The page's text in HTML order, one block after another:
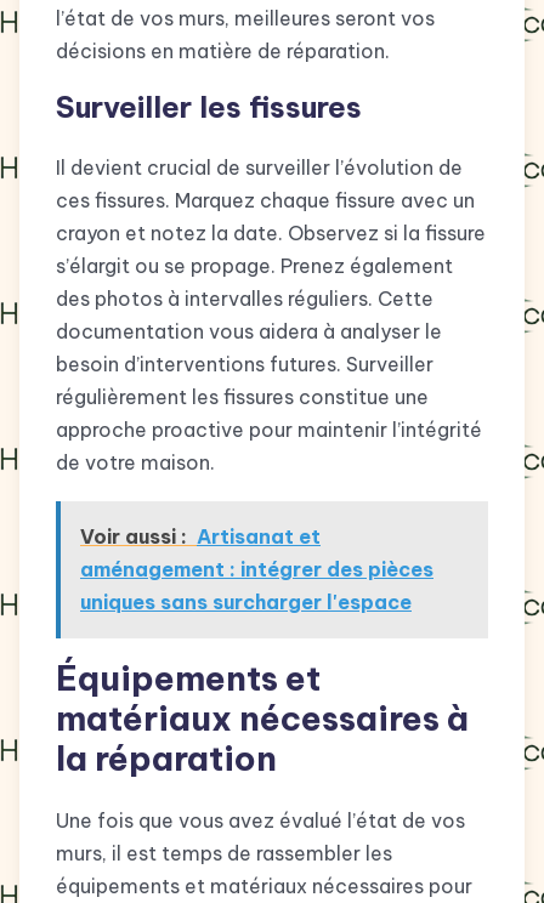
l’état de vos murs, meilleures seront vos
décisions en matière de réparation.
Surveiller les fissures
Il devient crucial de surveiller l’évolution de
ces fissures. Marquez chaque fissure avec un
crayon et notez la date. Observez si la fissure
s’élargit ou se propage. Prenez également
des photos à intervalles réguliers. Cette
documentation vous aidera à analyser le
besoin d’interventions futures. Surveiller
régulièrement les fissures constitue une
approche proactive pour maintenir l’intégrité
de votre maison.
Voir aussi : Artisanat et
aménagement : intégrer des pièces
uniques sans surcharger l'espace
Équipements et
matériaux nécessaires à
la réparation
Une fois que vous avez évalué l’état de vos
murs, il est temps de rassembler les
équipements et matériaux nécessaires pour